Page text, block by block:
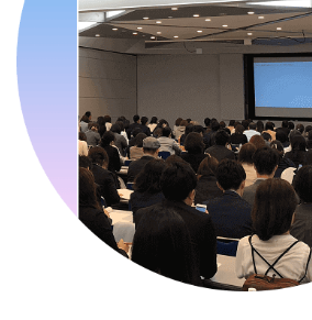
・糖化の日
2026/09/11(金)
・がん征圧月間
・世界アルツハイマー月間
・健康増進普及月間
・歯ヂカラ探究月間
・職場の健康診断実施強化月間
・自殺予防週間